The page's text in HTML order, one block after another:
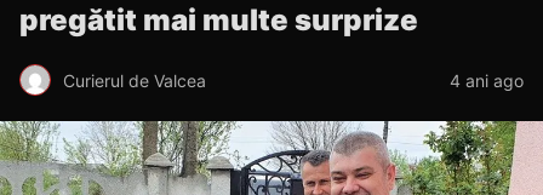
pregătit mai multe surprize
Curierul de Valcea 4 ani ago